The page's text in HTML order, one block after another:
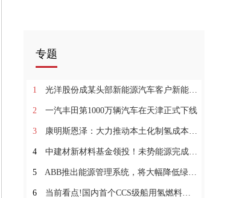
专题
1 光洋股份成某头部新能源汽车客户新能源前轮毂单元总成产品供应商-微速讯
2 一汽丰田第1000万辆汽车在天津正式下线
3 康明斯恩泽：大力推动本土化制氢成本降低
4 中建材新材料基金领投！未势能源完成5.55亿元B轮融资|全球热文
5 ABB推出能源管理系统，将大幅降低绿氢生产成本
6 当前看点!国内首个CCS级船用氢燃料发电装置试验机构认可